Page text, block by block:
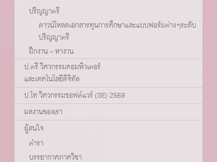
ปริญญาตรี
ดาวน์โหลดเอกสารทุนการศึกษาและแบบฟอร์มต่างๆระดับ
ปริญญาตรี
ฝึกงาน – หางาน
ป.ตรี วิศวกรรมคอมพิวเตอร์
และเทคโนโลยีดิจิทัล
ป.โท วิศวกรรมซอฟต์แวร์ (SE) 2569
ผลงานของเรา
ผู้สนใจ
ตำรา
บรรยากาศภาควิชา